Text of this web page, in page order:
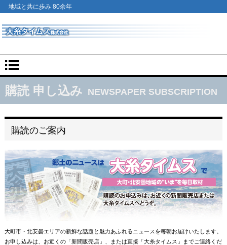
地域と共に歩み 80余年
購読 申し込み NEWSPAPER SUBSCRIPTION
購読のご案内
大町市・北安曇エリアの新鮮な話題と魅力あふれるニュースを毎朝お届けいたします。
お申し込みは、お近くの「新聞販売店」、または直接「大糸タイムス」までご連絡くだ